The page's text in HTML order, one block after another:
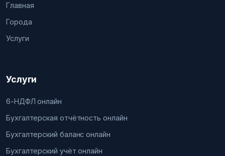
Главная
Города
Услуги
Услуги
6-НДФЛ онлайн
Бухгалтерская отчётность онлайн
Бухгалтерский баланс онлайн
Бухгалтерский учёт онлайн